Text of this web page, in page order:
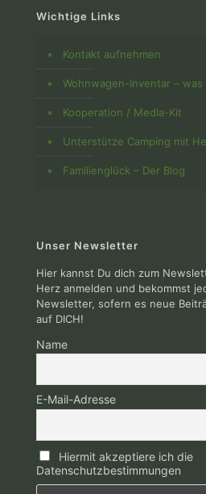
Wichtige Links
Kontakt aufnehmen
Wohnwagen-Inventar –
Kooperation / Media-Kit
Unterstütze Camping mit
Familienglück – Der Blog
Unser Newsletter
Hier kannst Du dich zum
Herz anmelden und bekommst
Newsletter, sofern es neue
auf DICH!
Name
E-Mail-Adresse
Hiermit akzeptiere ich die
Datenschutzbestimmungen